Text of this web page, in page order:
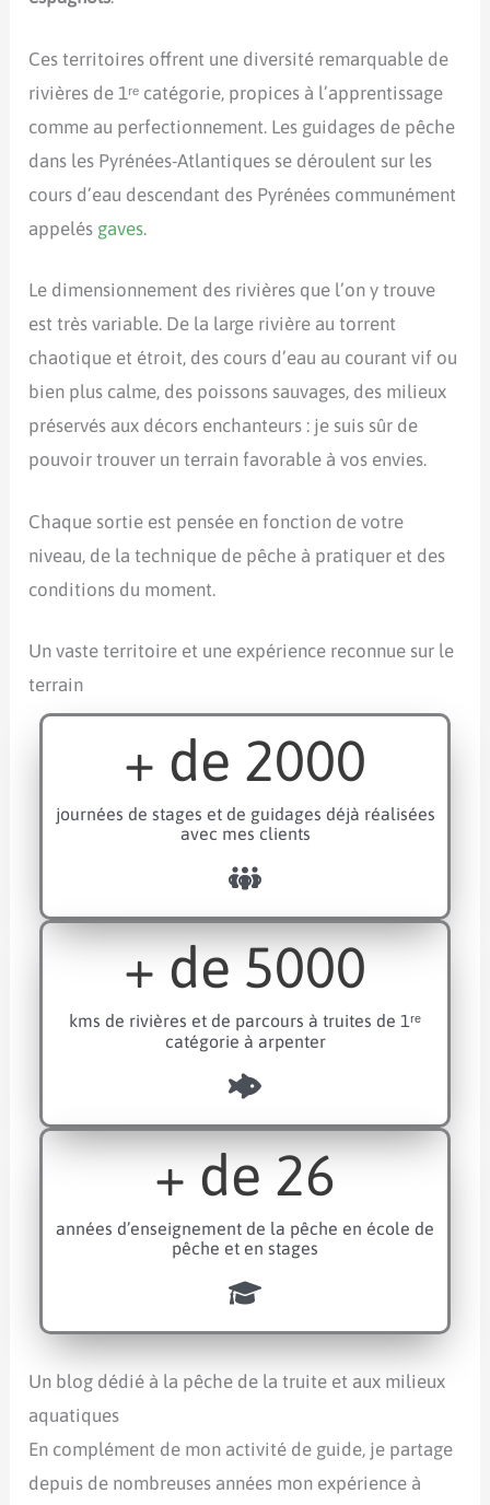
Ces territoires offrent une diversité remarquable de
rivières de 1ʳᵉ catégorie, propices à l’apprentissage
comme au perfectionnement. Les guidages de pêche
dans les Pyrénées-Atlantiques se déroulent sur les
cours d’eau descendant des Pyrénées communément
appelés gaves.
Le dimensionnement des rivières que l’on y trouve
est très variable. De la large rivière au torrent
chaotique et étroit, des cours d’eau au courant vif ou
bien plus calme, des poissons sauvages, des milieux
préservés aux décors enchanteurs : je suis sûr de
pouvoir trouver un terrain favorable à vos envies.
Chaque sortie est pensée en fonction de votre
niveau, de la technique de pêche à pratiquer et des
conditions du moment.
Un vaste territoire et une expérience reconnue sur le
terrain
+ de 2000
journées de stages et de guidages déjà réalisées
avec mes clients
+ de5000
kms de rivières et de parcours à truites de 1ʳᵉ
catégorie à arpenter
+ de26
années d’enseignement de la pêche en école de
pêche et en stages
Un blog dédié à la pêche de la truite et aux milieux
aquatiques
En complément de mon activité de guide, je partage
depuis de nombreuses années mon expérience à